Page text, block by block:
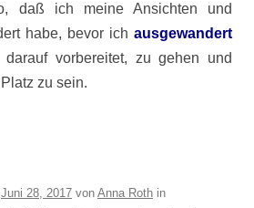
daß ich meine Ansichten und
habe, bevor ich ausgewandert
vorbereitet, zu gehen und
zu sein.
Juni 28, 2017 von Anna Roth in